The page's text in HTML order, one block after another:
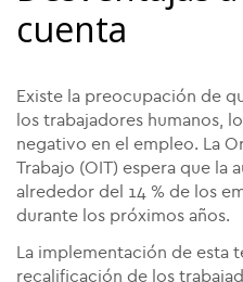
cuenta
Existe la preocupación de
los trabajadores humanos,
negativo en el empleo. La
Trabajo (OIT) espera que la
alrededor del 14 % de los
durante los próximos años.
La implementación de esta
recalificación de los